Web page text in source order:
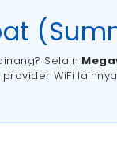
Cipinang,
WiFi Megavision!
Selain
WiFi